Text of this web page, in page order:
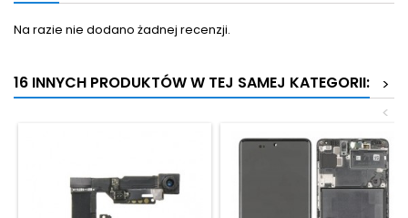
Na razie nie dodano żadnej recenzji.
16 INNYCH PRODUKTÓW W TEJ SAMEJ KATEGORII:
>
<